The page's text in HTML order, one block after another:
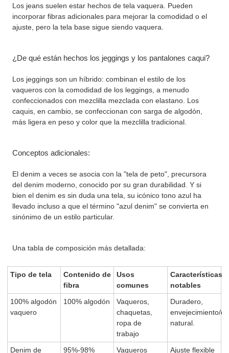
Los jeans suelen estar hechos de tela vaquera. Pueden
incorporar fibras adicionales para mejorar la comodidad o el
ajuste, pero la tela base sigue siendo vaquera.
¿De qué están hechos los jeggings y los pantalones caqui?
Los jeggings son un híbrido: combinan el estilo de los
vaqueros con la comodidad de los leggings, a menudo
confeccionados con mezclilla mezclada con elastano. Los
caquis, en cambio, se confeccionan con sarga de algodón,
más ligera en peso y color que la mezclilla tradicional.
Conceptos adicionales:
El denim a veces se asocia con la "tela de peto", precursora
del denim moderno, conocido por su gran durabilidad. Y si
bien el denim es sin duda una tela, su icónico tono azul ha
llevado incluso a que el término "azul denim" se convierta en
sinónimo de un estilo particular.
Una tabla de composición más detallada:
Tipo de tela
Contenido de
fibra
Usos
comunes
Características
notables
100% algodón
vaquero
100% algodón
Vaqueros,
chaquetas,
ropa de
trabajo
Duradero,
envejecimiento/
natural.
Denim de 95%-98% Vaqueros Ajuste flexible